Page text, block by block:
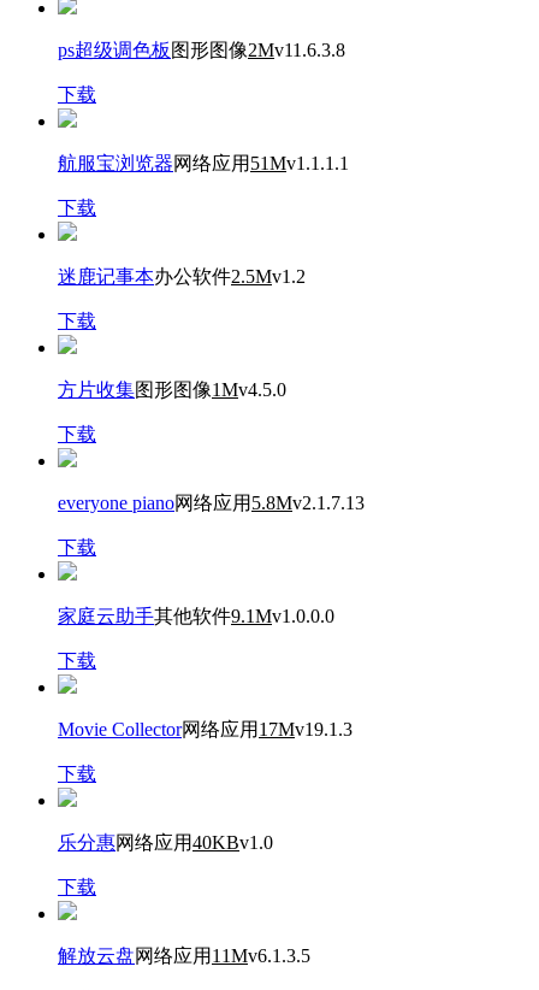
ps超级调色板 图形图像2Mv11.6.3.8
下载
航服宝浏览器网络应用 51Mv1.1.1.1
下载
迷鹿记事本办公软件2.5Mv1.2
下载
方片收集图形图像1Mv4.5.0
下载
everyone piano网络应用 5.8Mv2.1.7.13
下载
家庭云助手其他软件9.1Mv1.0.0.0
下载
Movie Collector网络应用 17Mv19.1.3
下载
乐分惠网络应用40KBv1.0
下载
解放云盘网络应用 11Mv6.1.3.5